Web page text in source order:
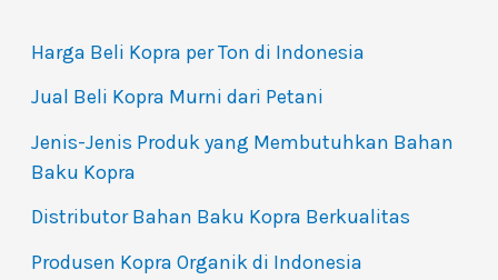
Harga Beli Kopra per Ton di Indonesia
Jual Beli Kopra Murni dari Petani
Jenis-Jenis Produk yang Membutuhkan Bahan
Baku Kopra
Distributor Bahan Baku Kopra Berkualitas
Produsen Kopra Organik di Indonesia